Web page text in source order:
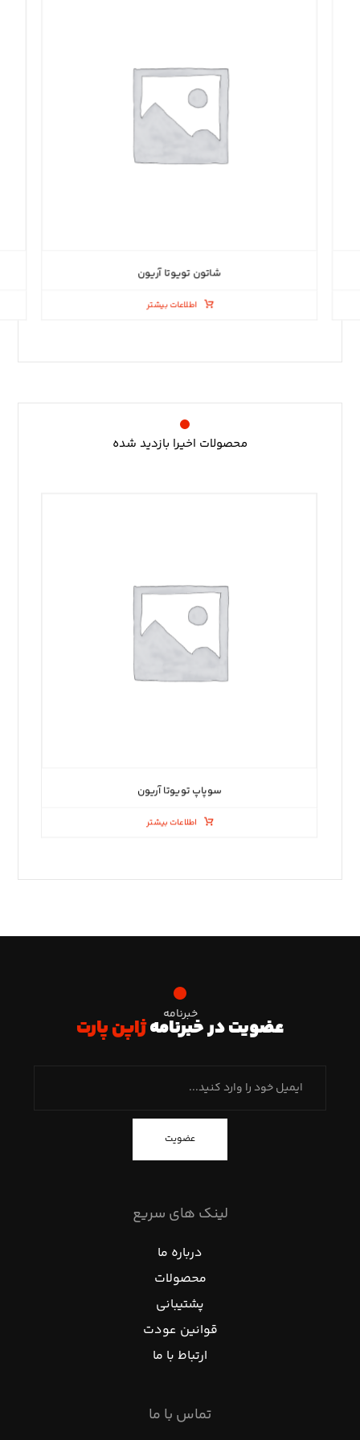
شاتون تویوتا آریون
اطلاعات بیشتر
محصولات اخیرا بازدید شده
سوپاپ تویوتا آریون
اطلاعات بیشتر
خبرنامه
عضویت در خبرنامهژاپن پارت
عضویت
لینک های سریع
درباره ما
محصولات
پشتیبانی
قوانین عودت
ارتباط با ما
تماس با ما